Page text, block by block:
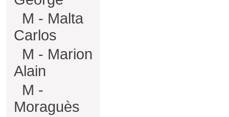
M - Malta
Carlos
M - Marion
Alain
M -
Moraguès